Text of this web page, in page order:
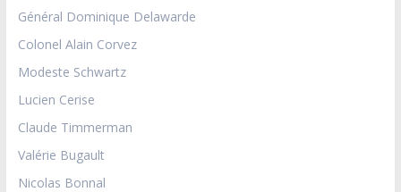
Général Dominique Delawarde
Colonel Alain Corvez
Modeste Schwartz
Lucien Cerise
Claude Timmerman
Valérie Bugault
Nicolas Bonnal